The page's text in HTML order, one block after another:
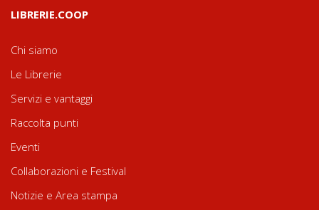
LIBRERIE.COOP
Chi siamo
Le Librerie
Servizi e vantaggi
Raccolta punti
Eventi
Collaborazioni e Festival
Notizie e Area stampa